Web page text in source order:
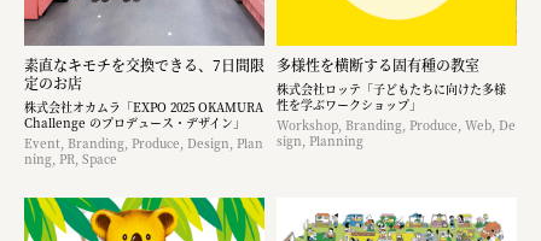
素直なキモチを交換できる、7日間限
定のお店
株式会社オカムラ「EXPO 2025 OKAMURA
Challenge のプロデュース・デザイン」
Event, Branding, Produce, Design, Plan
ning, PR, Space
多様性を横断する固有種の教室
株式会社ロッテ「子どもたちに向けた多様
性を学ぶワークショップ」
Workshop, Branding, Produce, Web, De
sign, Planning